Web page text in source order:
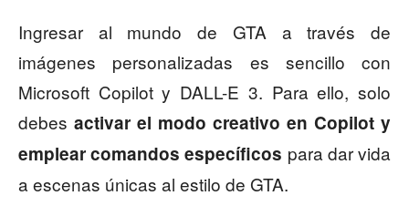
Ingresar al mundo de GTA a través de
imágenes personalizadas es sencillo con
Microsoft Copilot y DALL-E 3. Para ello, solo
debes activar el modo creativo en Copilot y
emplear comandos específicos para dar vida
a escenas únicas al estilo de GTA.